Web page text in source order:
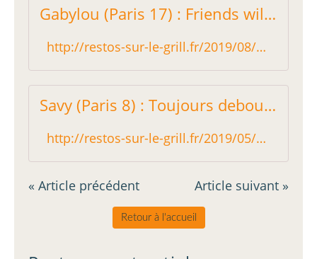
Gabylou (Paris 17) : Friends will be friends - Restos sur le Grill - Blog critique des restaurants de Paris indépendant !
http://restos-sur-le-grill.fr/2019/08/gabylou-paris-17-friends-will-be-friends.html
Savy (Paris 8) : Toujours debout ! - Restos sur le Grill - Blog critique des restaurants de Paris indépendant !
http://restos-sur-le-grill.fr/2019/05/savy-paris-8-toujours-debout.html
« Article précédent Article suivant »
Retour à l'accueil